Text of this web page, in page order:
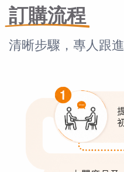
訂購流程
清晰步驟，專人跟進